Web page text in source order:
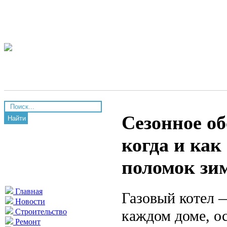
Найти
Главная
Новости
Строительство
Ремонт
Сезонное
когда и
поломок
Газовый котел
каждом доме,